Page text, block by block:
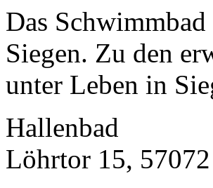
Das
Siegen. Zu den
unter Leben in
Hallenbad
Löhrtor 15, 57072